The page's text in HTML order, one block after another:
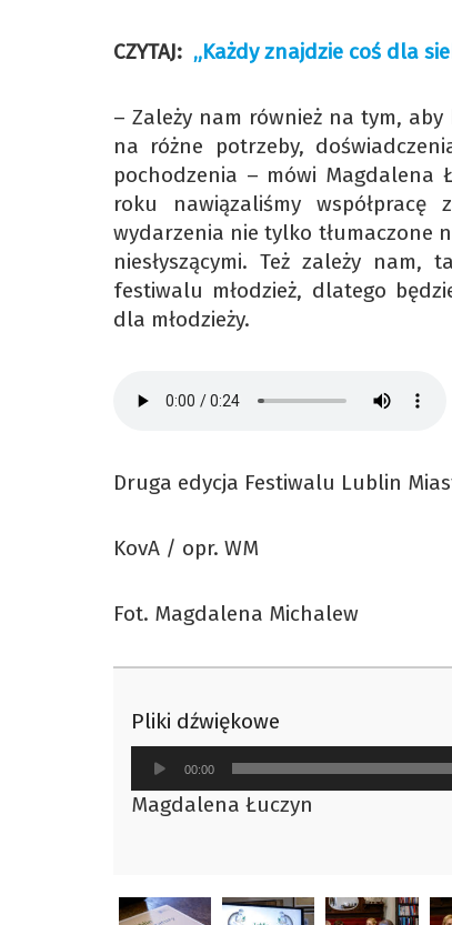
CZYTAJ: „Każdy znajdzie coś dla
– Zależy nam również na tym,
na różne potrzeby,
pochodzenia – mówi Magdalena
roku nawiązaliśmy współpracę
wydarzenia nie tylko tłumaczone
niesłyszącymi. Też zależy
festiwalu młodzież, dlatego
dla młodzieży.
Druga edycja Festiwalu Lublin
KovA / opr. WM
Fot. Magdalena Michalew
Pliki dźwiękowe
Odtwarzacz
plików
dźwiękowych
00:00
Magdalena Łuczyn